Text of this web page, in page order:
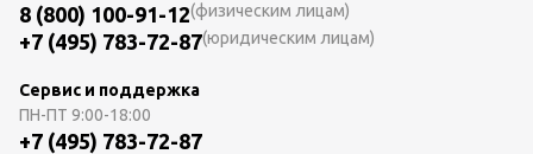
8 (800) 100-91-12(физическим лицам)
+7 (495) 783-72-87(юридическим лицам)
Сервис и поддержка
ПН-ПТ 9:00-18:00
+7 (495) 783-72-87